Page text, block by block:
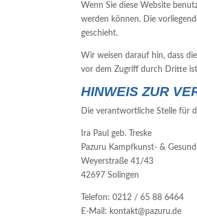
Wenn Sie diese Website
werden können. Die
geschieht.
Wir weisen darauf hin, dass
vor dem Zugriff durch Dritte
HINWEIS ZUR
Die verantwortliche Stelle für
Ira Paul geb. Treske
Pazuru Kampfkunst- &
Weyerstraße 41/43
42697 Solingen
Telefon: 0212 / 65 88 6464
E-Mail: kontakt@pazuru.de